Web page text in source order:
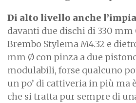
Di alto livello anche
davanti due dischi di 330 mm
Brembo Stylema M4.32 e
mm Ø con pinza a due
modulabili, forse qualcuno
un po’ di cattiveria in più ma
che si tratta pur sempre di